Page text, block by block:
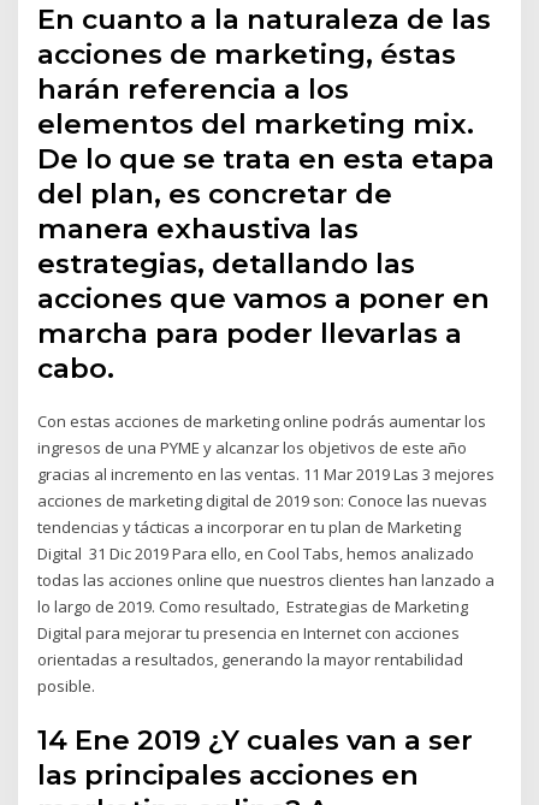
En cuanto a la naturaleza de las
acciones de marketing, éstas
harán referencia a los
elementos del marketing mix.
De lo que se trata en esta etapa
del plan, es concretar de
manera exhaustiva las
estrategias, detallando las
acciones que vamos a poner en
marcha para poder llevarlas a
cabo.
Con estas acciones de marketing online podrás aumentar los
ingresos de una PYME y alcanzar los objetivos de este año
gracias al incremento en las ventas. 11 Mar 2019 Las 3 mejores
acciones de marketing digital de 2019 son: Conoce las nuevas
tendencias y tácticas a incorporar en tu plan de Marketing
Digital 31 Dic 2019 Para ello, en Cool Tabs, hemos analizado
todas las acciones online que nuestros clientes han lanzado a
lo largo de 2019. Como resultado, Estrategias de Marketing
Digital para mejorar tu presencia en Internet con acciones
orientadas a resultados, generando la mayor rentabilidad
posible.
14 Ene 2019 ¿Y cuales van a ser
las principales acciones en